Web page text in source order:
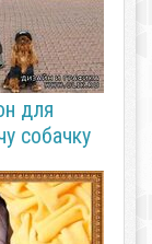
для
собачку